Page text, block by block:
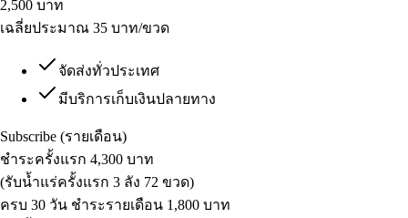
2,500 บาท
เฉลี่ยประมาณ 35 บาท/ขวด
จัดส่งทั่วประเทศ
มีบริการเก็บเงินปลายทาง
Subscribe (รายเดือน)
ชำระครั้งแรก 4,300 บาท
(รับน้ำแร่ครั้งแรก 3 ลัง 72 ขวด)
ครบ 30 วัน ชำระรายเดือน 1,800 บาท